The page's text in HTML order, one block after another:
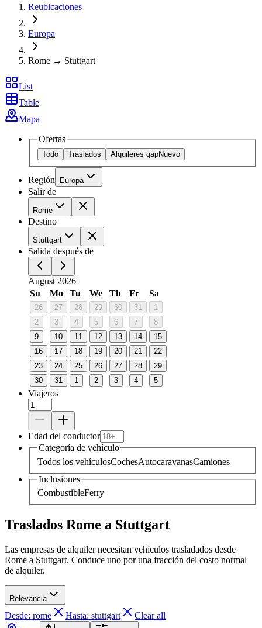
Reubicaciones
Europa
Rome → Stuttgart
List
Table
Mapa
Ofertas
Todo Traslados Alquileres gapNuevo
Región Europa
Salir de
Rome
Destino
Stuttgart
Salida después de
August 2026
Su
Mo Tu We Th Fr Sa
26 27 28 29 30 31
1
2
3 4 5 6 7
8
9
10 11 12 13 14
15
16
17 18 19 20 21
22
23
24 25 26 27 28
29
30
31 1 2 3 4 5
Viajeros
Edad del conductor
Categoría de vehículo
Todos los vehículosCochesAutocaravanasCamiones
Inclusiones
CombustibleFerry
Traslados Rome a Stuttgart
Las empresas de alquiler necesitan vehículos trasladados desde
Rome a Stuttgart. Conduce uno por una fracción del costo normal
de alquiler.
Relevancia
Desde: rome Hasta: stuttgart
Clear all